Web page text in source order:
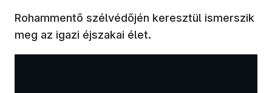
Rohammentő szélvédőjén keresztül ismerszik
meg az igazi éjszakai élet.